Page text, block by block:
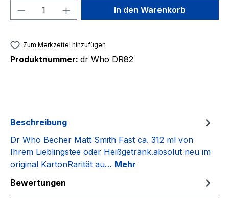
Produkt Anzahl: Gib denIn den Warenkorb
Zum Merkzettel hinzufügen
Produktnummer: dr Who DR82
Beschreibung
Dr Who Becher Matt Smith Fast ca. 312 ml von
Ihrem Lieblingstee oder Heißgetränk.absolut neu im
original KartonRarität au… Mehr
Bewertungen